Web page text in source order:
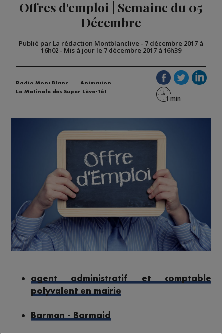
Offres d'emploi | Semaine du 05
Décembre
Publié par La rédaction Montblanclive - 7 décembre 2017 à
16h02 - Mis à jour le 7 décembre 2017 à 16h39
Radio Mont Blanc
Animation
La Matinale des Super Lève-Tôt
agent administratif et comptable
polyvalent en mairie
Barman - Barmaid